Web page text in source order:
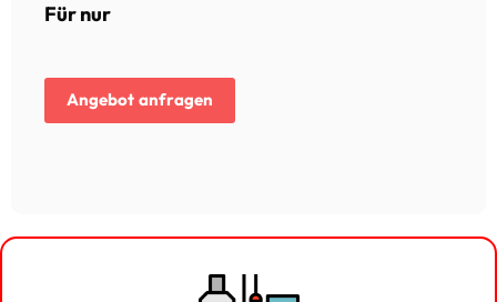
Für nur
Angebot anfragen